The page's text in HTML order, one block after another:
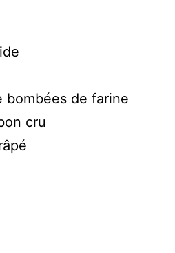
bombées de farine
cru